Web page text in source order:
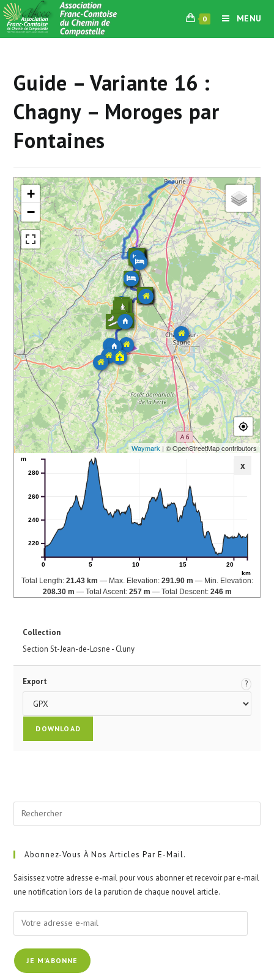
Skip
to
content
0 MENU
Guide – Variante 16 :
Chagny – Moroges par
Fontaines
+
−
Waymark | © OpenStreetMap contributors
x
0 5 10 15 20
km
220
240
260
280
m
Total Length: 21.43 km Max. Elevation: 291.90 m
Min. Elevation:
208.30 m
Total Ascent: 257 m Total Descent: 246 m
Collection
Section St-Jean-de-Losne - Cluny
?
Export
Abonnez-Vous À Nos Articles Par E-Mail.
Saisissez votre adresse e-mail pour vous abonner et recevoir par e-mail
une notification lors de la parution de chaque nouvel article.
Votre
adresse
e-
mailJE M'ABONNE